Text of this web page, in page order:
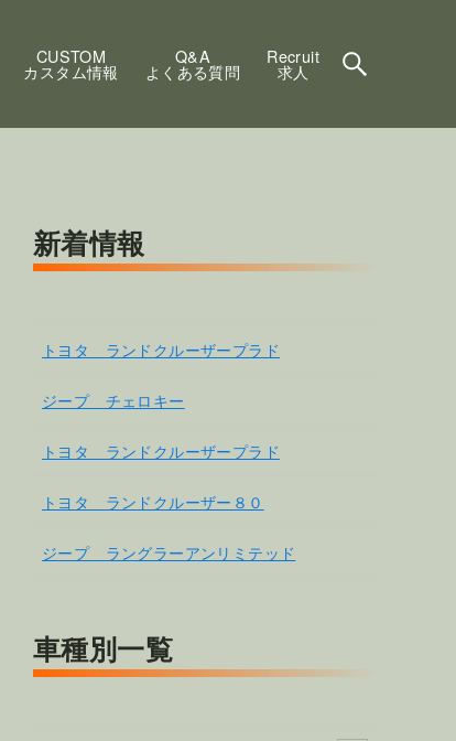
CUSTOM
カスタム情報
Q&A
よくある質問
Recruit
求人
新着情報
トヨタ ランドクルーザープラド
ジープ チェロキー
トヨタ ランドクルーザープラド
トヨタ ランドクルーザー８０
ジープ ラングラーアンリミテッド
車種別一覧